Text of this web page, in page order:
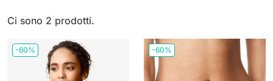
Ci sono 2 prodotti.
-60% -60%